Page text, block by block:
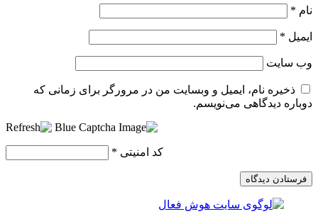
نام *
ایمیل *
وب‌ سایت
ذخیره نام، ایمیل و وبسایت من در مرورگر برای زمانی که
دوباره دیدگاهی می‌نویسم.
کد امنیتی *